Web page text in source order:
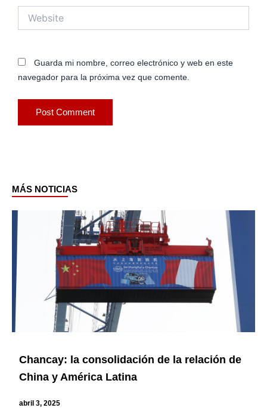
Guarda mi nombre, correo electrónico y web en este
navegador para la próxima vez que comente.
MÁS NOTICIAS
Chancay: la consolidación de la relación de
China y América Latina
abril 3, 2025
Page Page PagePage